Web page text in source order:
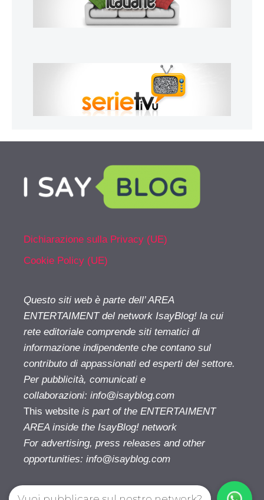
Dichiarazione sulla Privacy (UE)
Cookie Policy (UE)
Questo siti web è parte dell’ AREA
ENTERTAIMENT del network IsayBlog! la cui
rete editoriale comprende siti tematici di
informazione indipendente che contano sul
contributo di appassionati ed esperti del settore.
Per pubblicità, comunicati e
collaborazioni: info@isayblog.com
This website is part of the ENTERTAIMENT
AREA inside the IsayBlog! network
For advertising, press releases and other
opportunities: info@isayblog.com